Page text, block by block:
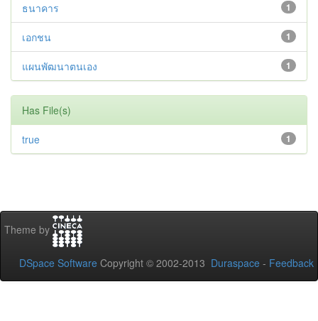
1
ธนาคาร
1
เอกชน
1
แผนพัฒนาตนเอง
Has File(s)
1
true
Theme by
DSpace Software Copyright © 2002-2013 Duraspace - Feedback